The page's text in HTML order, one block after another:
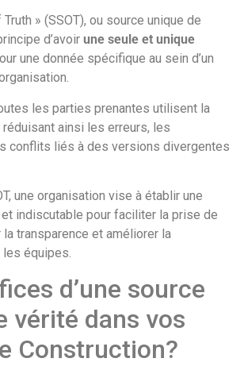
» (SSOT), ou source unique de
d’avoir une seule et unique
une donnée spécifique au sein d’un
les parties prenantes utilisent la
ainsi les erreurs, les
conflits liés à des versions divergentes
une organisation vise à établir une
indiscutable pour faciliter la prise de
transparence et améliorer la
équipes.
d’une source
vérité dans vos
Construction?